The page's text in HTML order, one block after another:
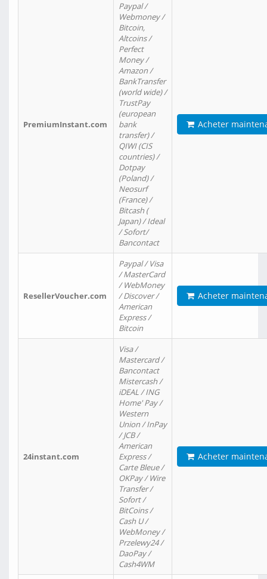
PremiumInstant.com
Paypal /
Webmoney /
Bitcoin,
Altcoins /
Perfect
Money /
Amazon /
BankTransfer
(world wide) /
TrustPay
(european
bank
transfer) /
QIWI (CIS
countries) /
Dotpay
(Poland) /
Neosurf
(France) /
Bitcash (
Japan) / Ideal
/ Sofort/
Bancontact
Acheter
ResellerVoucher.com
Paypal / Visa
/ MasterCard
/ WebMoney
/ Discover /
American
Express /
Bitcoin
Acheter
24instant.com
Visa /
Mastercard /
Bancontact
Mistercash /
iDEAL / ING
Home' Pay /
Western
Union / InPay
/ JCB /
American
Express /
Carte Bleue /
OKPay / Wire
Transfer /
Sofort /
BitCoins /
Cash U /
WebMoney /
Przelewy24 /
DaoPay /
Cash4WM
Acheter